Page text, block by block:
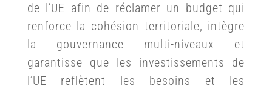
de l’UE afin de réclamer un budget qui
renforce la cohésion territoriale, intègre
la gouvernance multi-niveaux et
garantisse que les investissements de
l’UE reflètent les besoins et les